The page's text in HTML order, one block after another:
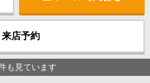
来店予約
も見ています